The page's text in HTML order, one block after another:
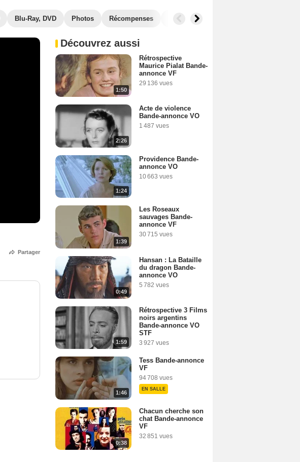
Blu-Ray, DVD Photos Récompenses Films similaires
Partager
Découvrez aussi
1:50
Rétrospective
Maurice Pialat Bande-
annonce VF
29 136 vues
2:26
Acte de violence
Bande-annonce VO
1 487 vues
1:24
Providence Bande-
annonce VO
10 663 vues
1:39
Les Roseaux
sauvages Bande-
annonce VF
30 715 vues
0:49
Hansan : La Bataille
du dragon Bande-
annonce VO
5 782 vues
1:59
Rétrospective 3 Films
noirs argentins
Bande-annonce VO
STF
3 927 vues
1:46
Tess Bande-annonce
VF
94 708 vues
EN SALLE
0:38
Chacun cherche son
chat Bande-annonce
VF
32 851 vues